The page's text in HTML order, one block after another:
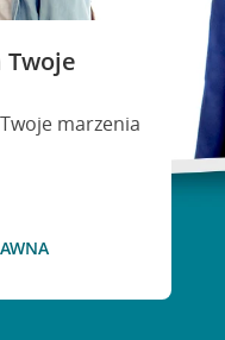
marzenia